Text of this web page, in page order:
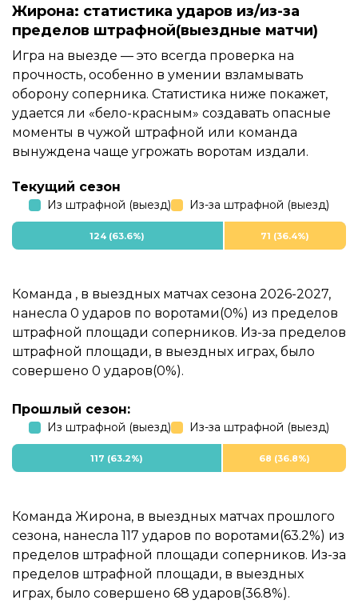
Жирона: статистика ударов из/из-за
пределов штрафной(выездные матчи)
Игра на выезде — это всегда проверка на
прочность, особенно в умении взламывать
оборону соперника. Статистика ниже покажет,
удается ли «бело-красным» создавать опасные
моменты в чужой штрафной или команда
вынуждена чаще угрожать воротам издали.
Текущий сезон
Из штрафной (выезд) Из-за штрафной (выезд)
124 (63.6%) 71 (36.4%)
Команда , в выездных матчах сезона 2026-2027,
нанесла 0 ударов по воротами(0%) из пределов
штрафной площади соперников. Из-за пределов
штрафной площади, в выездных играх, было
совершено 0 ударов(0%).
Прошлый сезон:
Из штрафной (выезд) Из-за штрафной (выезд)
117 (63.2%) 68 (36.8%)
Команда Жирона, в выездных матчах прошлого
сезона, нанесла 117 ударов по воротами(63.2%) из
пределов штрафной площади соперников. Из-за
пределов штрафной площади, в выездных
играх, было совершено 68 ударов(36.8%).